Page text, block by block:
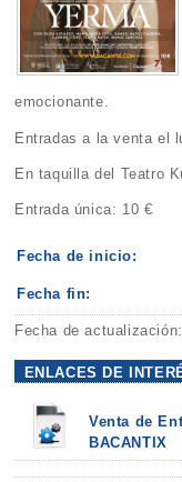
emocionante.
Entradas a la venta el
En taquilla del Teatro
Entrada única: 10 €
Fecha de inicio:
Fecha fin:
Fecha de
ENLACES DE
Venta de
BACANTIX